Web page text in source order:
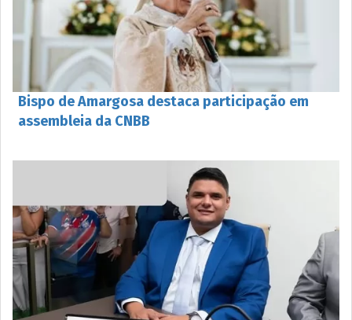
Bispo de Amargosa destaca participação em
assembleia da CNBB